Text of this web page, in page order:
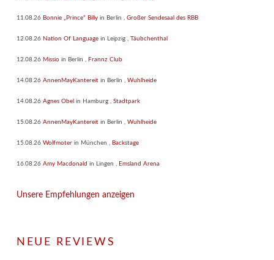
11.08.26 Bonnie „Prince“ Billy in Berlin , Großer Sendesaal des RBB
12.08.26 Nation Of Language in Leipzig , Täubchenthal
12.08.26 Missio in Berlin , Frannz Club
14.08.26 AnnenMayKantereit in Berlin , Wuhlheide
14.08.26 Agnes Obel in Hamburg , Stadtpark
15.08.26 AnnenMayKantereit in Berlin , Wuhlheide
15.08.26 Wolfmoter in München , Backstage
16.08.26 Amy Macdonald in Lingen , Emsland Arena
Unsere Empfehlungen anzeigen
NEUE REVIEWS